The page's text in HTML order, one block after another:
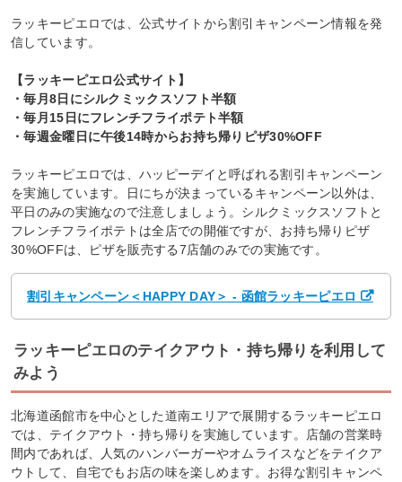
ラッキーピエロでは、公式サイトから割引キャンペーン情報を発
信しています。
【ラッキーピエロ公式サイト】
・毎月8日にシルクミックスソフト半額
・毎月15日にフレンチフライポテト半額
・毎週金曜日に午後14時からお持ち帰りピザ30%OFF
ラッキーピエロでは、ハッピーデイと呼ばれる割引キャンペーン
を実施しています。日にちが決まっているキャンペーン以外は、
平日のみの実施なので注意しましょう。シルクミックスソフトと
フレンチフライポテトは全店での開催ですが、お持ち帰りピザ
30%OFFは、ピザを販売する7店舗のみでの実施です。
割引キャンペーン＜HAPPY DAY＞ - 函館ラッキーピエロ
ラッキーピエロのテイクアウト・持ち帰りを利用して
みよう
北海道函館市を中心とした道南エリアで展開するラッキーピエロ
では、テイクアウト・持ち帰りを実施しています。店舗の営業時
間内であれば、人気のハンバーガーやオムライスなどをテイクア
ウトして、自宅でもお店の味を楽しめます。お得な割引キャンペ